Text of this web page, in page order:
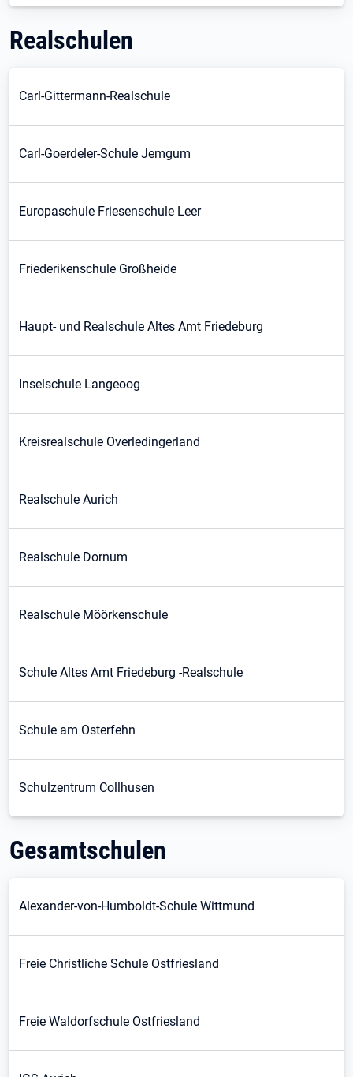
Realschulen
Carl-Gittermann-Realschule
Carl-Goerdeler-Schule Jemgum
Europaschule Friesenschule Leer
Friederikenschule Großheide
Haupt- und Realschule Altes Amt Friedeburg
Inselschule Langeoog
Kreisrealschule Overledingerland
Realschule Aurich
Realschule Dornum
Realschule Möörkenschule
Schule Altes Amt Friedeburg -Realschule
Schule am Osterfehn
Schulzentrum Collhusen
Gesamtschulen
Alexander-von-Humboldt-Schule Wittmund
Freie Christliche Schule Ostfriesland
Freie Waldorfschule Ostfriesland